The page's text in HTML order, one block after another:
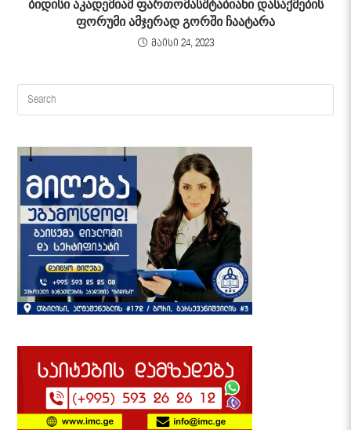
ბიდისი აკადემიამ ფართომასშტაბიანი დასაქმების
ფორუმი ამჯერად გორში ჩაატარა
მაისი 24, 2023